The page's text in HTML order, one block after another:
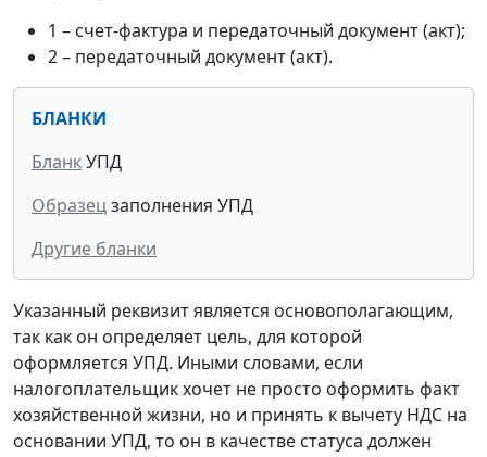
1 – счет-фактура и передаточный документ (акт);
2 – передаточный документ (акт).
БЛАНКИ
БланкУПД
Образецзаполнения УПД
Другие бланки
Указанный реквизит является основополагающим,
так как он определяет цель, для которой
оформляется УПД. Иными словами, если
налогоплательщик хочет не просто оформить факт
хозяйственной жизни, но и принять к вычету НДС на
основании УПД, то он в качестве статуса должен